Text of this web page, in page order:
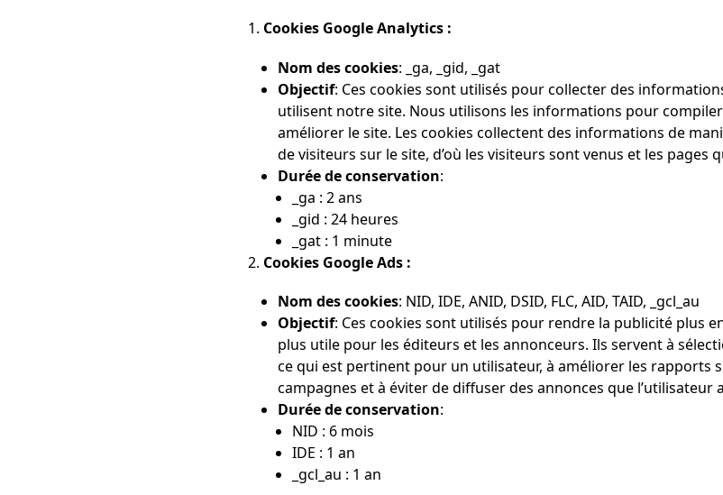
Cookies Google Analytics :
Nom des cookies: _ga, _gid, _gat
Objectif: Ces cookies sont utilisés pour collecter des
utilisent notre site. Nous utilisons les informations pour
améliorer le site. Les cookies collectent des informations de
de visiteurs sur le site, d’où les visiteurs sont venus et les pages
Durée de conservation:
_ga : 2 ans
_gid : 24 heures
_gat : 1 minute
Cookies Google Ads :
Nom des cookies: NID, IDE, ANID, DSID, FLC, AID, TAID, _gcl_au
Objectif: Ces cookies sont utilisés pour rendre la publicité plus
plus utile pour les éditeurs et les annonceurs. Ils servent à
ce qui est pertinent pour un utilisateur, à améliorer les rapports
campagnes et à éviter de diffuser des annonces que l’utilisateur
Durée de conservation:
NID : 6 mois
IDE : 1 an
_gcl_au : 1 an